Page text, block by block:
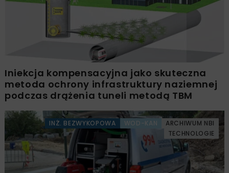
Iniekcja kompensacyjna jako skuteczna
metoda ochrony infrastruktury naziemnej
podczas drążenia tuneli metodą TBM
INŻ. BEZWYKOPOWA WOD-KAN
ARCHIWUM NBI
TECHNOLOGIE